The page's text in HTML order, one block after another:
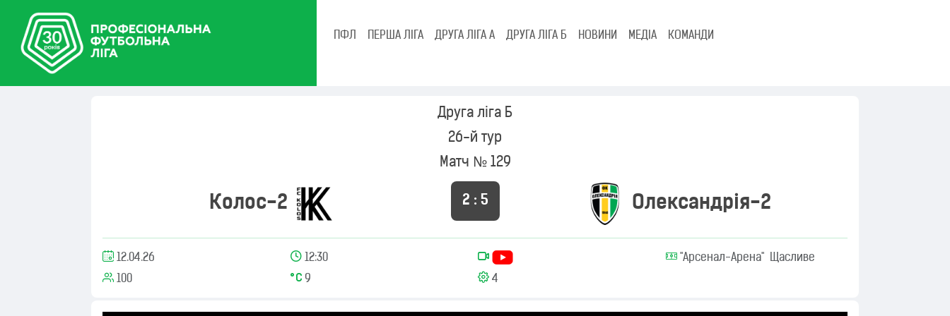
ПФЛ ПЕРША ЛІГА ДРУГА ЛІГА А ДРУГА ЛІГА Б НОВИНИ МЕДІА КОМАНДИ
Друга ліга Б
26-й тур
Матч № 129
Колос-2 2 : 5 Олександрія-2
12.04.26 12:30
"Арсенал-Арена" Щасливе
100
9 4